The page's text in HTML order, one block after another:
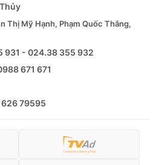
Thị Mỹ Hạnh, Phạm Quốc Thắng,
931 - 024.38 355 932
671 671
79595